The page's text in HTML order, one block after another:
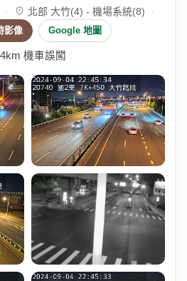
· 北部 大竹(4) - 機場系統(8)
·
影像 Google 地圖
機車誤闖